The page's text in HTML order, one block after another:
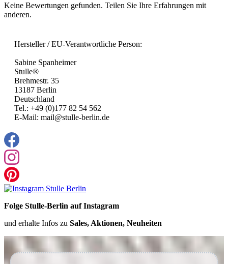
Keine Bewertungen gefunden. Teilen Sie Ihre Erfahrungen mit
anderen.
Hersteller / EU-Verantwortliche Person:
Sabine Spanheimer
Stulle®
Brehmestr. 35
13187 Berlin
Deutschland
Tel.: +49 (0)177 82 54 562
E-Mail: mail@stulle-berlin.de
Folge Stulle-Berlin auf Instagram
und erhalte Infos zu Sales, Aktionen, Neuheiten